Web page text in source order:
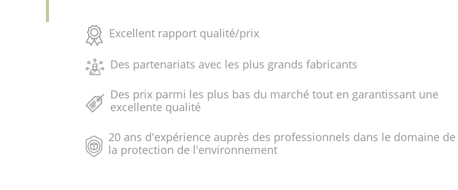
Excellent rapport qualité/prix
Des partenariats avec les plus grands fabricants
Des prix parmi les plus bas du marché tout en garantissant une
excellente qualité
20 ans d'expérience auprès des professionnels dans le domaine de
la protection de l'environnement